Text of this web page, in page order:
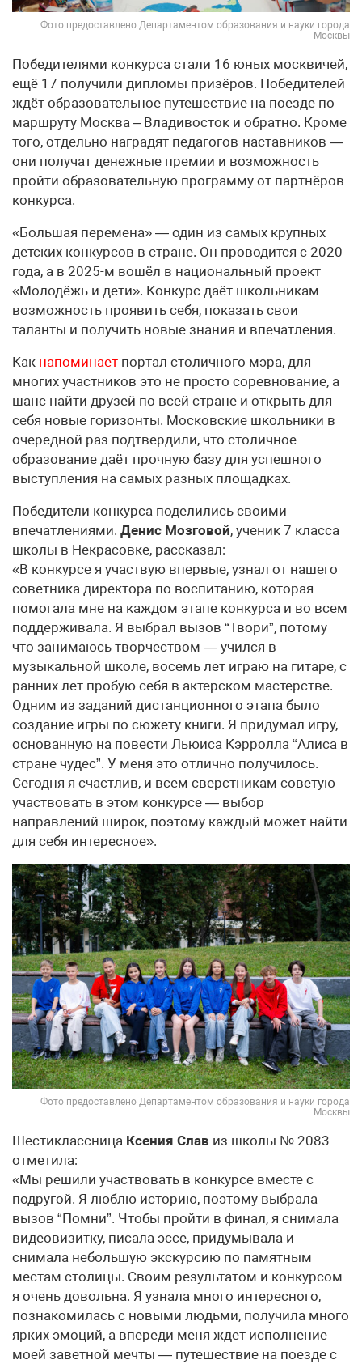
Фото предоставлено Департаментом образования и науки города
Москвы
Победителями конкурса стали 16 юных москвичей,
ещё 17 получили дипломы призёров. Победителей
ждёт образовательное путешествие на поезде по
маршруту Москва – Владивосток и обратно. Кроме
того, отдельно наградят педагогов-наставников —
они получат денежные премии и возможность
пройти образовательную программу от партнёров
конкурса.
«Большая перемена» — один из самых крупных
детских конкурсов в стране. Он проводится с 2020
года, а в 2025-м вошёл в национальный проект
«Молодёжь и дети». Конкурс даёт школьникам
возможность проявить себя, показать свои
таланты и получить новые знания и впечатления.
Как напоминает портал столичного мэра, для
многих участников это не просто соревнование, а
шанс найти друзей по всей стране и открыть для
себя новые горизонты. Московские школьники в
очередной раз подтвердили, что столичное
образование даёт прочную базу для успешного
выступления на самых разных площадках.
Победители конкурса поделились своими
впечатлениями. Денис Мозговой, ученик 7 класса
школы в Некрасовке, рассказал:
«В конкурсе я участвую впервые, узнал от нашего
советника директора по воспитанию, которая
помогала мне на каждом этапе конкурса и во всем
поддерживала. Я выбрал вызов “Твори”, потому
что занимаюсь творчеством — учился в
музыкальной школе, восемь лет играю на гитаре, с
ранних лет пробую себя в актерском мастерстве.
Одним из заданий дистанционного этапа было
создание игры по сюжету книги. Я придумал игру,
основанную на повести Льюиса Кэрролла “Алиса в
стране чудес”. У меня это отлично получилось.
Сегодня я счастлив, и всем сверстникам советую
участвовать в этом конкурсе — выбор
направлений широк, поэтому каждый может найти
для себя интересное».
Фото предоставлено Департаментом образования и науки города
Москвы
Шестиклассница Ксения Слав из школы № 2083
отметила:
«Мы решили участвовать в конкурсе вместе с
подругой. Я люблю историю, поэтому выбрала
вызов “Помни”. Чтобы пройти в финал, я снимала
видеовизитку, писала эссе, придумывала и
снимала небольшую экскурсию по памятным
местам столицы. Своим результатом и конкурсом
я очень довольна. Я узнала много интересного,
познакомилась с новыми людьми, получила много
ярких эмоций, а впереди меня ждет исполнение
моей заветной мечты — путешествие на поезде с